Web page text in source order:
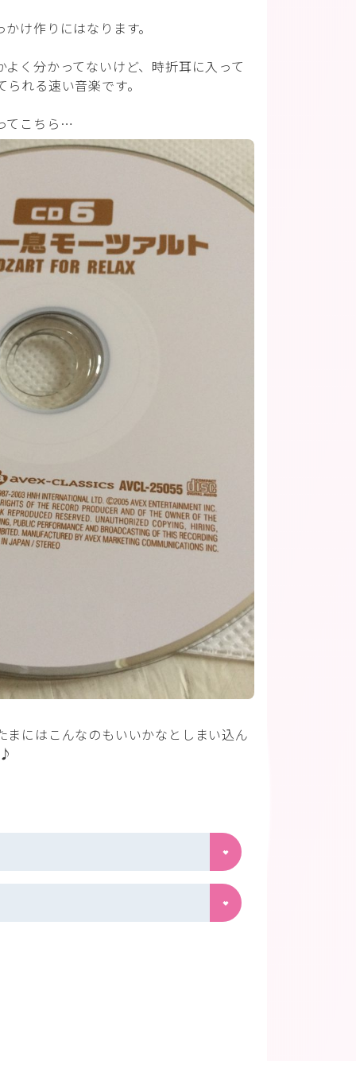
け作りにはなります。
く分かってないけど、時折耳に入って
れる速い音楽です。
てこちら…
まにはこんなのもいいかなとしまい込ん